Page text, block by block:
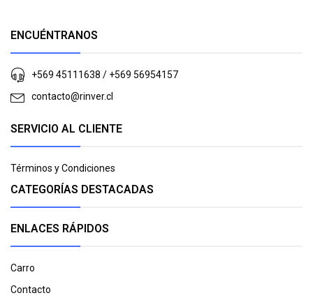
ENCUÉNTRANOS
+569 45111638 / +569 56954157
contacto@rinver.cl
SERVICIO AL CLIENTE
Términos y Condiciones
CATEGORÍAS DESTACADAS
ENLACES RÁPIDOS
Carro
Contacto